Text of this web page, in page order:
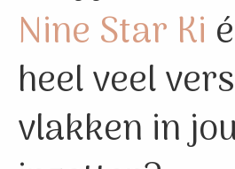
Nine Star Ki
heel veel
vlakken in
over
van
gebruikt